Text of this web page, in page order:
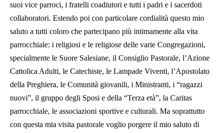
suoi vice parroci, i fratelli coadiutori e tutti i padri e i sacerdoti
collaboratori. Estendo poi con particolare cordialità questo mio
saluto a tutti coloro che partecipano più intimamente alla vita
parrocchiale: i religiosi e le religiose delle varie Congregazioni,
specialmente le Suore Salesiane, il Consiglio Pastorale, l’Azione
Cattolica Adulti, le Catechiste, le Lampade Viventi, l’Apostolato
della Preghiera, le Comunità giovanili, i Ministranti, i “ragazzi
nuovi”, il gruppo degli Sposi e della “Terza età”, la Caritas
parrocchiale, le associazioni sportive e culturali. Ma soprattutto
con questa mia visita pastorale voglio porgere il mio saluto di